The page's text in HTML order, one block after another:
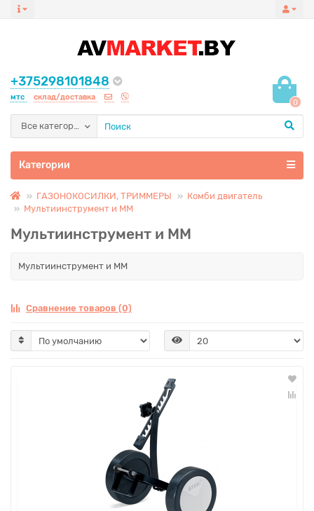
+375298101848
мтс склад/доставка
0
Все категории
Категории
ГАЗОНОКОСИЛКИ, ТРИММЕРЫ
Комби двигатель
Мультиинструмент и MM
Мультиинструмент и MM
Мультиинструмент и MM
Сравнение товаров (0)